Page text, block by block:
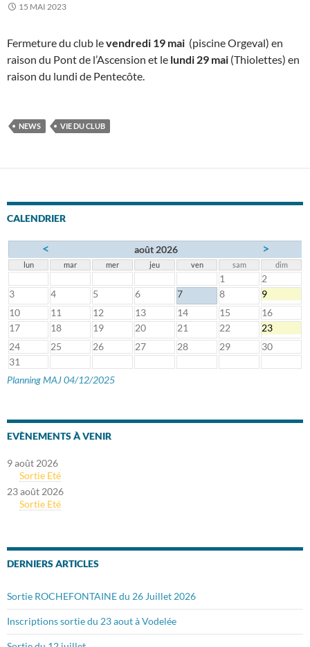
15 MAI 2023
Fermeture du club levendredi 19 mai (piscine Orgeval) en
raison du Pont de l’Ascension et le lundi 29 mai (Thiolettes) en
raison du lundi de Pentecôte.
NEWS VIE DU CLUB
CALENDRIER
< août 2026 >
lun mar mer jeu ven sam dim
1
2
3
4 5 6 7 8
9
10
11 12 13 14 15
16
17
18 19 20 21 22
23
24
25 26 27 28 29
30
31
Planning MAJ 04/12/2025
EVÈNEMENTS À VENIR
9 août 2026
Sortie Eté
23 août 2026
Sortie Eté
DERNIERS ARTICLES
Sortie ROCHEFONTAINE du 26 Juillet 2026
Inscriptions sortie du 23 aout à Vodelée